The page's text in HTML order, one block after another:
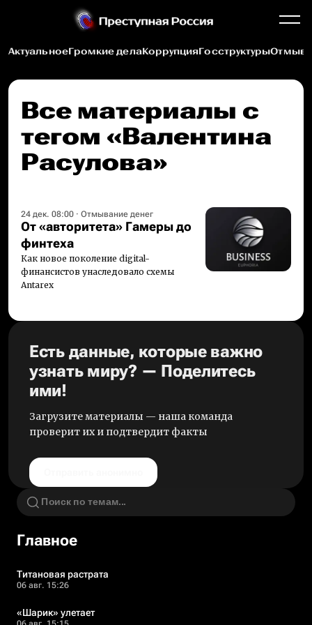
АктуальноеГромкие делаКоррупцияГосструктуры
Все материалы c
тегом «Валентина
Расулова»
24 дек. 08:00 · Отмывание денег
От «авторитета» Гамеры до
финтеха
Как новое поколение digital-
финансистов унаследовало схемы
Antarex
Есть данные, которые важно
узнать миру? — Поделитесь
ими!
Загрузите материалы — наша команда
проверит их и подтвердит факты
Главное
Титановая растрата
06 авг. 15:26
«Шарик» улетает